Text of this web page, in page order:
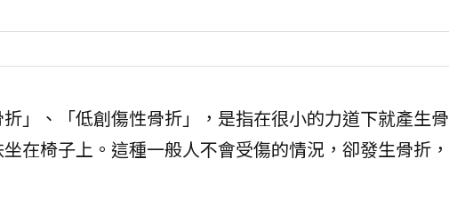
」、「低創傷性骨折」，是指在很小的力道下就產生骨
在椅子上。這種一般人不會受傷的情況，卻發生骨折，